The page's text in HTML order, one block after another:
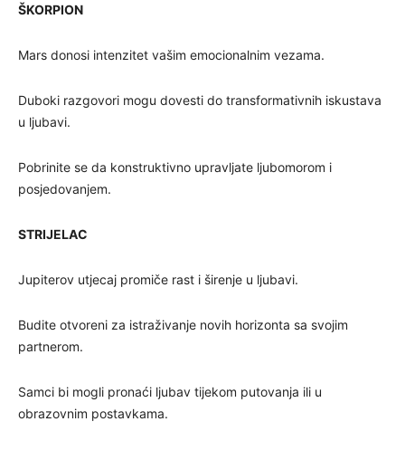
ŠKORPION
Mars donosi intenzitet vašim emocionalnim vezama.
Duboki razgovori mogu dovesti do transformativnih iskustava
u ljubavi.
Pobrinite se da konstruktivno upravljate ljubomorom i
posjedovanjem.
STRIJELAC
Jupiterov utjecaj promiče rast i širenje u ljubavi.
Budite otvoreni za istraživanje novih horizonta sa svojim
partnerom.
Samci bi mogli pronaći ljubav tijekom putovanja ili u
obrazovnim postavkama.